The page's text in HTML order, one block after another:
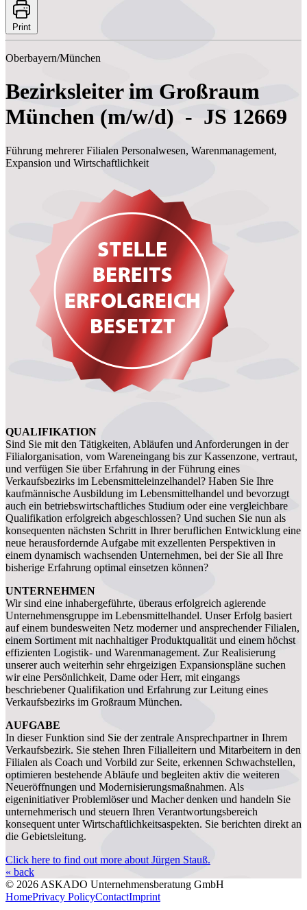
Print
Oberbayern/München
Bezirksleiter im Großraum
München (m/w/d) - JS 12669
Führung mehrerer Filialen Personalwesen, Warenmanagement,
Expansion und Wirtschaftlichkeit
QUALIFIKATION
Sind Sie mit den Tätigkeiten, Abläufen und Anforderungen in der
Filialorganisation, vom Wareneingang bis zur Kassenzone, vertraut,
und verfügen Sie über Erfahrung in der Führung eines
Verkaufsbezirks im Lebensmitteleinzelhandel? Haben Sie Ihre
kaufmännische Ausbildung im Lebensmittelhandel und bevorzugt
auch ein betriebswirtschaftliches Studium oder eine vergleichbare
Qualifikation erfolgreich abgeschlossen? Und suchen Sie nun als
konsequenten nächsten Schritt in Ihrer beruflichen Entwicklung eine
neue herausfordernde Aufgabe mit exzellenten Perspektiven in
einem dynamisch wachsenden Unternehmen, bei der Sie all Ihre
bisherige Erfahrung optimal einsetzen können?
UNTERNEHMEN
Wir sind eine inhabergeführte, überaus erfolgreich agierende
Unternehmensgruppe im Lebensmittelhandel. Unser Erfolg basiert
auf einem bundesweiten Netz moderner und ansprechender Filialen,
einem Sortiment mit nachhaltiger Produktqualität und einem höchst
effizienten Logistik- und Warenmanagement. Zur Realisierung
unserer auch weiterhin sehr ehrgeizigen Expansionspläne suchen
wir eine Persönlichkeit, Dame oder Herr, mit eingangs
beschriebener Qualifikation und Erfahrung zur Leitung eines
Verkaufsbezirks im Großraum München.
AUFGABE
In dieser Funktion sind Sie der zentrale Ansprechpartner in Ihrem
Verkaufsbezirk. Sie stehen Ihren Filialleitern und Mitarbeitern in den
Filialen als Coach und Vorbild zur Seite, erkennen Schwachstellen,
optimieren bestehende Abläufe und begleiten aktiv die weiteren
Neueröffnungen und Modernisierungsmaßnahmen. Als
eigeninitiativer Problemlöser und Macher denken und handeln Sie
unternehmerisch und steuern Ihren Verantwortungsbereich
konsequent unter Wirtschaftlichkeitsaspekten. Sie berichten direkt an
die Gebietsleitung.
Click here to find out more about Jürgen Stauß.
« back
© 2026 ASKADO Unternehmensberatung GmbH
HomePrivacy PolicyContactImprint